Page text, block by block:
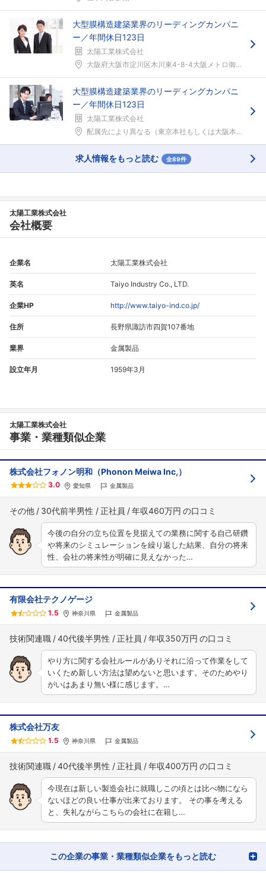
大型膜構造建築業界のリーディングカンパニ
ー／年間休日123日
太陽工業株式会社
大阪府大阪市淀川区木川東4-8-4大阪メトロ御堂筋...
大型膜構造建築業界のリーディングカンパニ
ー／年間休日123日
太陽工業株式会社
配属先により異なる（東京本社もしくは大阪本社）配属...
求人情報をもっと読む 全89件
太陽工業株式会社
会社概要
企業名 太陽工業株式会社
英名 Taiyo Industry Co., LTD.
企業HP http://www.taiyo-ind.co.jp/
住所 長野県諏訪市四賀107番地
業界 金属製品
設立年月 1959年3月
太陽工業株式会社
事業・業種類似企業
株式会社フォノン明和（Phonon Meiwa Inc,）
3.0 愛知県 金属製品
その他 30代前半男性 正社員 年収460万円
今後の自分の立ち位置を見据えての業務に関する自己研鑽
や将来のシミュレーションを繰り返した結果、自分の将来
性、会社の将来性が明確に見えなかった…
有限会社テクノゲージ
1.5 神奈川県 金属製品
技術関連職 40代後半男性 正社員 年収350万円
やり方に関する会社ルールがありそれに沿って作業をして
いくため新しい方法は望めないと思います。そのためやり
がいはあまり無い様に感じます。…
株式会社万友
1.5 神奈川県 金属製品
技術関連職 40代後半男性 正社員 年収400万円
今現在は新しい製造会社に就職しこの頃とは比べ物になら
ないほどの良い仕事が出来ております。 その事を考える
と、失礼ながらこちらの会社に在籍し…
この企業の事業・業種類似企業をもっと読む